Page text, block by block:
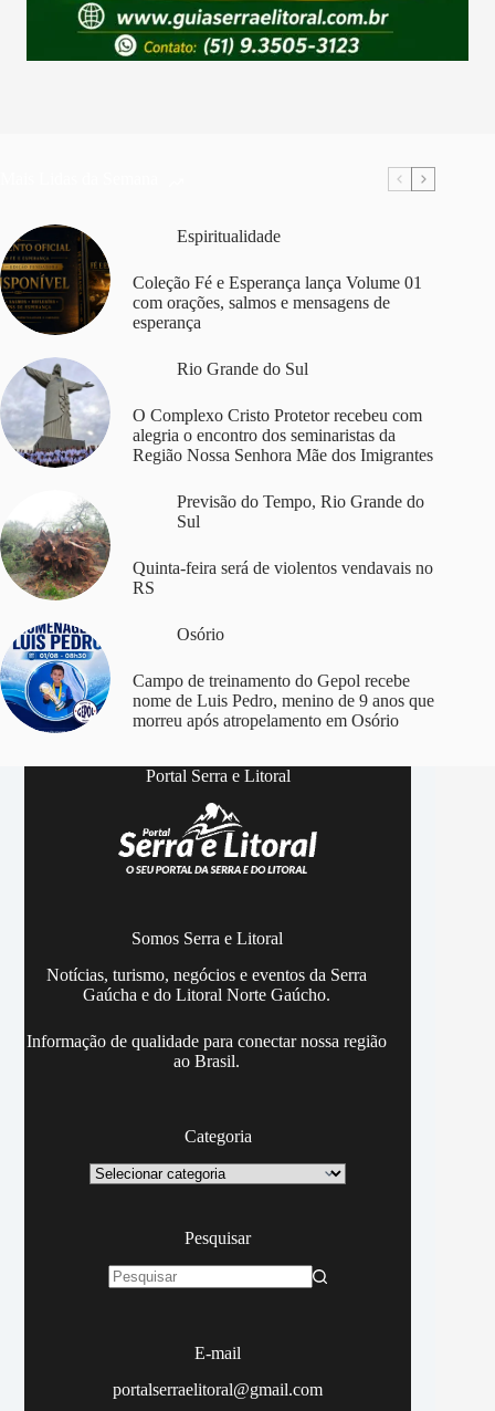
Espiritualidade
Coleção Fé e Esperança lança Volume 01
com orações, salmos e mensagens de
esperança
Rio Grande do Sul
O Complexo Cristo Protetor recebeu com
alegria o encontro dos seminaristas da
Região Nossa Senhora Mãe dos Imigrantes
Previsão do Tempo, Rio Grande do
Sul
Quinta-feira será de violentos vendavais no
RS
Osório
Campo de treinamento do Gepol recebe
nome de Luis Pedro, menino de 9 anos que
morreu após atropelamento em Osório
Portal Serra e Litoral
Somos Serra e Litoral
Notícias, turismo, negócios e eventos da Serra
Gaúcha e do Litoral Norte Gaúcho.
Informação de qualidade para conectar nossa região
ao Brasil.
Categoria
Categoria
Pesquisar
E-mail
portalserraelitoral@gmail.com